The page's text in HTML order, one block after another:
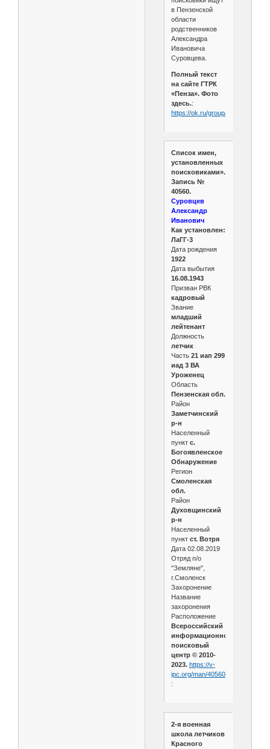
в Пензенской
области
родственников
Александра
Ивановича
Суровцева.
Полный текст
на сайте ГТРК
«Пенза». Фото
здесь.:
https://ok.ru/group/
Список имен,
установленных
поисковиками».
Запись №
40560.
Суровцев
Александр
Иванович
Как установлен:
ЛаГГ-3
Дата рождения
1922
Дата выбытия
16.08.1943
Призван РВК
кадровый
Звание
младший
лейтенант
Должность
летчик
Часть 21 иап 299
иад 3 ВА
Уроженец
Область
Пензенская обл.
Район
Заметчинский
р-н
Населенный
пункт с.
Богоявленское
Обнаружение
Регион
Смоленская
обл.
Район
Духовщинский
р-н
Населенный
пункт ст. Вотря
Дата 02.08.2019
Отряд п/о
"Земляне",
г.Смоленск
Захоронение
Название
захоронения
Расположение
Всероссийский
информационно-
поисковый
центр © 2010-
2023. https://v-
ipc.org/man/40560
:
2-я военная
школа летчиков
Красного